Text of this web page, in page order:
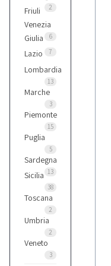
Lancia
Mercedes
6
Nissan
1
Opel
Peugeot
2
Friuli
Venezia
Giulia
6
Lazio 7
Lombardia
13
Marche
3
Piemonte
15
Puglia
5
Sardegna
13
Sicilia
38
Toscana
2
Umbria
2
Veneto
3